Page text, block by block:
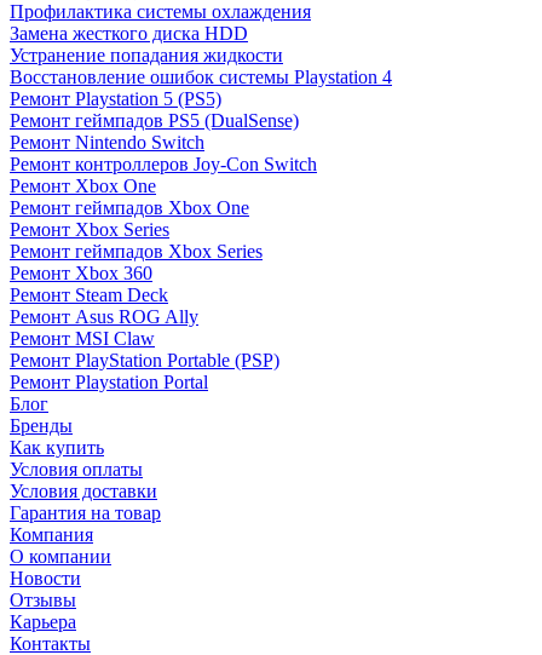
Профилактика системы охлаждения
Замена жесткого диска HDD
Устранение попадания жидкости
Восстановление ошибок системы Playstation 4
Ремонт Playstation 5 (PS5)
Ремонт геймпадов PS5 (DualSense)
Ремонт Nintendo Switch
Ремонт контроллеров Joy-Con Switch
Ремонт Xbox One
Ремонт геймпадов Xbox One
Ремонт Xbox Series
Ремонт геймпадов Xbox Series
Ремонт Xbox 360
Ремонт Steam Deck
Ремонт Asus ROG Ally
Ремонт MSI Claw
Ремонт PlayStation Portable (PSP)
Ремонт Playstation Portal
Блог
Бренды
Как купить
Условия оплаты
Условия доставки
Гарантия на товар
Компания
О компании
Новости
Отзывы
Карьера
Контакты